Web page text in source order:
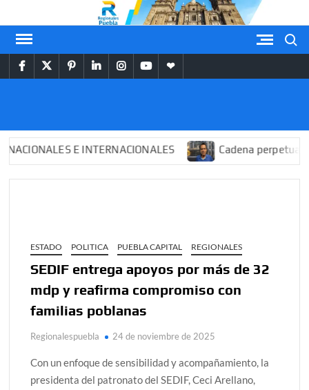
al
contenido
facebooktwitterpinterest
linkedininstagram
youtubethemespiral
PUEBLA
E INTERNACIONALES Cadena perpetua para
ESTADO POLITICA PUEBLA CAPITAL REGIONALES
SEDIF entrega apoyos por más de 32
mdp y reafirma compromiso con
familias poblanas
Regionalespuebla 24 de noviembre de 2025
Con un enfoque de sensibilidad y acompañamiento, la
presidenta del patronato del SEDIF, Ceci Arellano,